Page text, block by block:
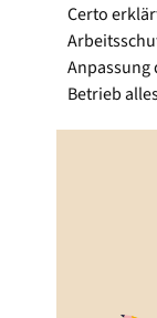
Certo
Anpassung
Betrieb